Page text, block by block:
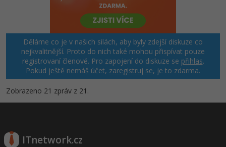
Děláme co je v našich silách, aby byly zdejší diskuze co
nejkvalitnější. Proto do nich také mohou přispívat pouze
registrovaní členové. Pro zapojení do diskuze se přihlas.
Pokud ještě nemáš účet, zaregistruj se, je to zdarma.
Zobrazeno 21 zpráv z 21.
ITnetwork.cz